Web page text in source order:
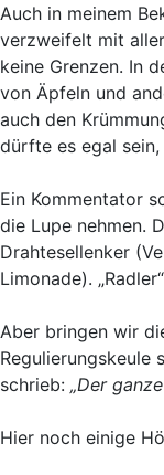
Auch in meinem
verzweifelt mit
keine Grenzen. In
von Äpfeln und
auch den
dürfte es egal
Ein Kommentator
die Lupe nehmen.
Drahtesellenker
Limonade).
Aber bringen wir
Regulierungskeule
schrieb: „Der
Hier noch einige